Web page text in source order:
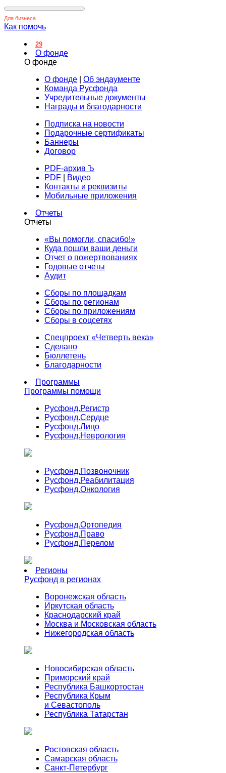
Для бизнеса
Как помочь
29
О фонде
О фонде
О фонде
Об эндаументе
Команда Русфонда
Учредительные документы
Награды и благодарности
Подписка на новости
Подарочные сертификаты
Баннеры
Договор
PDF-архив Ъ
PDF
Видео
Контакты и реквизиты
Мобильные приложения
Отчеты
Отчеты
«Вы помогли, спасибо!»
Куда пошли ваши деньги
Отчет о пожертвованиях
Годовые отчеты
Аудит
Сборы по площадкам
Сборы по регионам
Сборы по приложениям
Сборы в соцсетях
Спецпроект «Четверть века»
Сделано
Бюллетень
Благодарности
Программы
Программы помощи
Русфонд.Регистр
Русфонд.Сердце
Русфонд.Лицо
Русфонд.Неврология
Русфонд.Позвоночник
Русфонд.Реабилитация
Русфонд.Онкология
Русфонд.Ортопедия
Русфонд.Право
Русфонд.Перелом
Регионы
Русфонд в регионах
Воронежская область
Иркутская область
Краснодарский край
Москва и Московская область
Нижегородская область
Новосибирская область
Приморский край
Республика Башкортостан
Республика Крым
и Севастополь
Республика Татарстан
Ростовская область
Самарская область
Санкт-Петербург